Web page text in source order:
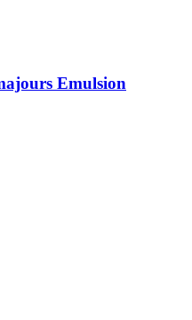
Emulsion